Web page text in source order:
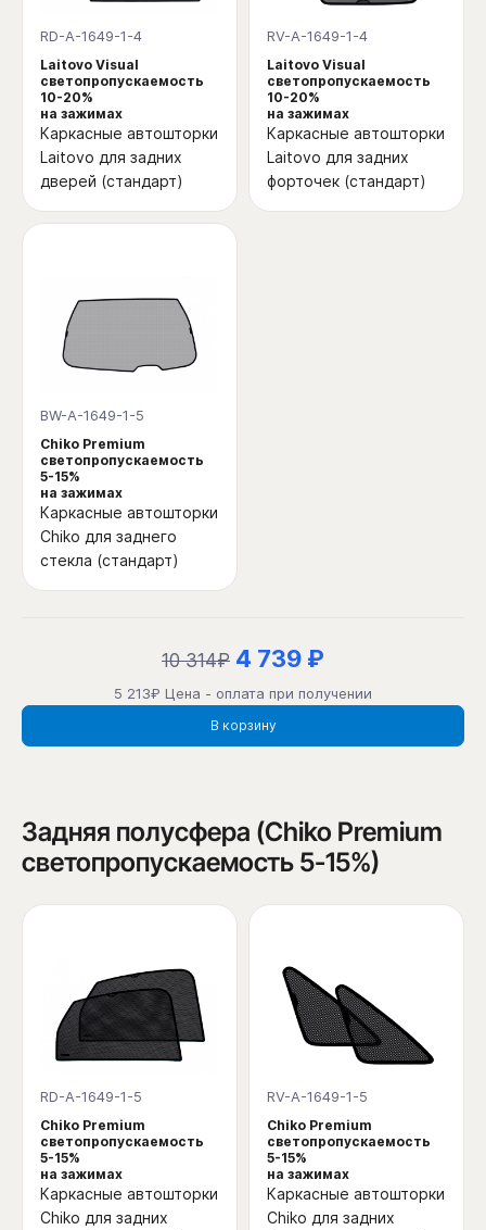
RD-A-1649-1-4
Laitovo Visual
светопропускаемость
10-20%
на зажимах
Каркасные автошторки
Laitovo для задних
дверей (стандарт)
RV-A-1649-1-4
Laitovo Visual
светопропускаемость
10-20%
на зажимах
Каркасные автошторки
Laitovo для задних
форточек (стандарт)
BW-A-1649-1-5
Chiko Premium
светопропускаемость
5-15%
на зажимах
Каркасные автошторки
Chiko для заднего
стекла (стандарт)
10 314₽ 4 739 ₽
5 213₽ Цена - оплата при получении
В корзину
Задняя полусфера (Chiko Premium
светопропускаемость 5-15%)
RD-A-1649-1-5
Chiko Premium
светопропускаемость
5-15%
на зажимах
Каркасные автошторки
Chiko для задних
RV-A-1649-1-5
Chiko Premium
светопропускаемость
5-15%
на зажимах
Каркасные автошторки
Chiko для задних